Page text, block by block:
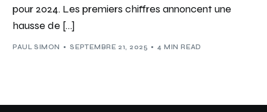
pour 2024. Les premiers chiffres annoncent une
hausse de […]
PAUL SIMON SEPTEMBRE 21, 2025 4 MIN READ